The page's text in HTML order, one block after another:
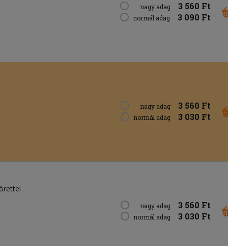
nagy adag 3 560 Ft
normál adag 3 090 Ft
nagy adag 3 560 Ft
normál adag 3 030 Ft
nagy adag 3 560 Ft
normál adag 3 030 Ft